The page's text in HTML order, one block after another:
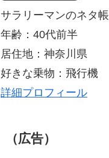
サラリーマンのネタ帳
年齢：40代前半
居住地：神奈川県
好きな乗物：飛行機
詳細プロフィール
（広告）